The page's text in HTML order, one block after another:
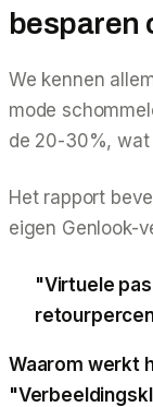
besparen
We kennen
mode
de 20-30%, wat
Het rapport
eigen Genlook-
"Virtuele
Waarom werkt